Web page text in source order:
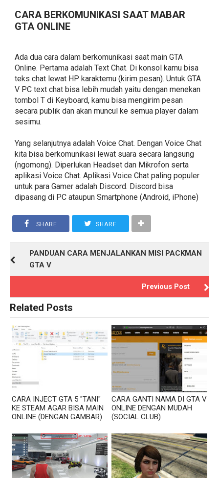
CARA BERKOMUNIKASI SAAT MABAR
GTA ONLINE
Ada dua cara dalam berkomunikasi saat main GTA
Online. Pertama adalah Text Chat. Di konsol kamu bisa
teks chat lewat HP karaktemu (kirim pesan). Untuk GTA
V PC text chat bisa lebih mudah yaitu dengan menekan
tombol T di Keyboard, kamu bisa mengirim pesan
secara publik dan akan muncul ke semua player dalam
sesimu.
Yang selanjutnya adalah Voice Chat. Dengan Voice Chat
kita bisa berkomunikasi lewat suara secara langsung
(ngomong). Diperlukan Headset dan Mikrofon serta
aplikasi Voice Chat. Aplikasi Voice Chat paling populer
untuk para Gamer adalah Discord. Discord bisa
dipasang di PC ataupun Smartphone (Android, iPhone)
SHARE SHARE
PANDUAN CARA MENJALANKAN MISI PACKMAN
GTA V
Previous Post
Related Posts
CARA INJECT GTA 5 "TANI"
KE STEAM AGAR BISA MAIN
ONLINE (DENGAN GAMBAR)
CARA GANTI NAMA DI GTA V
ONLINE DENGAN MUDAH
(SOCIAL CLUB)